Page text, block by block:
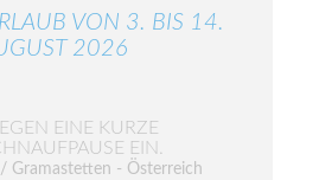
VON 3. BIS 14.
2026
EINE KURZE
EIN.
Gramastetten - Österreich